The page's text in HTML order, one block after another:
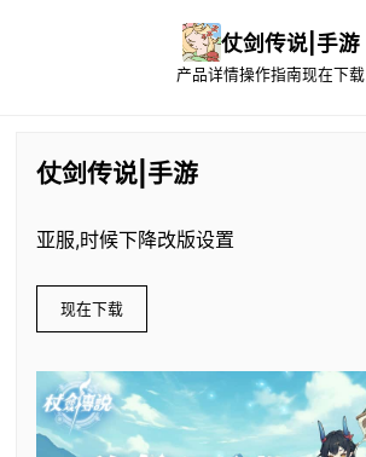
仗剑传说|手游
产品详情操作指南现在下载
仗剑传说|手游
亚服,时候下降改版设置
现在下载